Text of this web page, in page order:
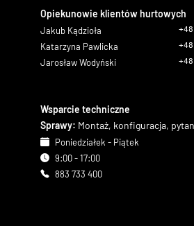
Opiekunowie klientów hurtowych
Jakub Kądzioła
Katarzyna Pawlicka
Jarosław Wodyński
Wsparcie techniczne
Sprawy: Montaż, konfiguracja,
Poniedziałek - Piątek
9:00 - 17:00
883 733 400